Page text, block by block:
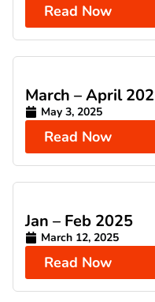
Read Now
March – April
May 3, 2025
Read Now
Jan – Feb 2025
March 12, 2025
Read Now